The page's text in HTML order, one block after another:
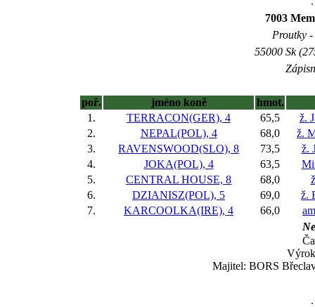
7003
Proutky
55000 Sk
poř. jméno koně
hmot.
1.
TERRACON(GER), 4 65,5
ž.
2.
NEPAL(POL), 4 68,0
ž.
3.
RAVENSWOOD(SLO), 8 73,5
ž.
4.
JOKA(POL), 4 63,5
5.
CENTRAL HOUSE, 8 68,0
6.
DZIANISZ(POL), 5 69,0
ž.
7.
KARCOOLKA(IRE), 4 66,0
Majitel: BORS